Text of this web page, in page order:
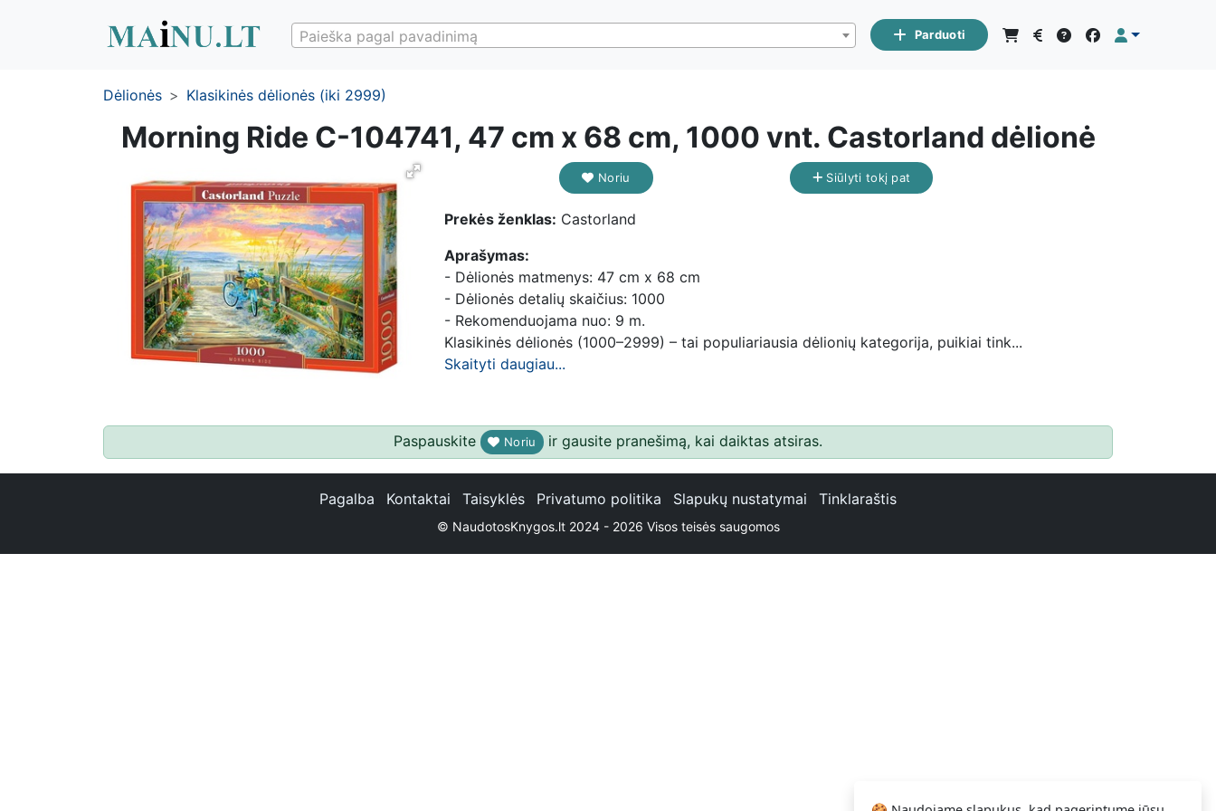
Paieška pagal pavadinimą Parduoti
Dėlionės Klasikinės dėlionės (iki 2999)
Morning Ride C-104741, 47 cm x 68 cm, 1000 vnt. Castorland dėlionė
Noriu Siūlyti tokį pat
Prekės ženklas: Castorland
Aprašymas:
- Dėlionės matmenys: 47 cm x 68 cm
- Dėlionės detalių skaičius: 1000
- Rekomenduojama nuo: 9 m.
Klasikinės dėlionės (1000–2999) – tai populiariausia dėlionių kategorija, puikiai tink...
Skaityti daugiau...
Paspauskite Noriu ir gausite pranešimą, kai daiktas atsiras.
Pagalba Kontaktai Taisyklės Privatumo politika Slapukų nustatymai Tinklaraštis
© NaudotosKnygos.lt 2024 - 2026 Visos teisės saugomos